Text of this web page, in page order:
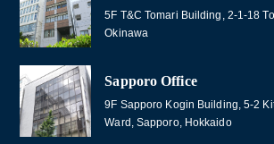
5F T&C Tomari Building, 2-1-18
Okinawa
Sapporo Office
9F Sapporo Kogin Building, 5-2
Ward, Sapporo, Hokkaido